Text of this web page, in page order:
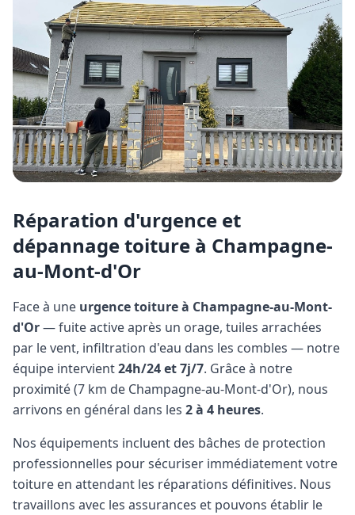
Réparation d'urgence et
dépannage toiture à Champagne-
au-Mont-d'Or
Face à une urgence toiture à Champagne-au-Mont-
d'Or— fuite active après un orage, tuiles arrachées
par le vent, infiltration d'eau dans les combles — notre
équipe intervient24h/24 et 7j/7. Grâce à notre
proximité (7 km de Champagne-au-Mont-d'Or), nous
arrivons en général dans les 2 à 4 heures.
Nos équipements incluent des bâches de protection
professionnelles pour sécuriser immédiatement votre
toiture en attendant les réparations définitives. Nous
travaillons avec les assurances et pouvons établir le